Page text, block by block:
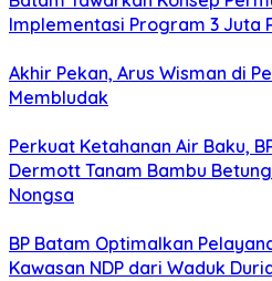
Implementasi Program 3 Juta
Akhir Pekan, Arus Wisman di
Membludak
Perkuat Ketahanan Air Baku,
Dermott Tanam Bambu
Nongsa
BP Batam Optimalkan
Kawasan NDP dari Waduk